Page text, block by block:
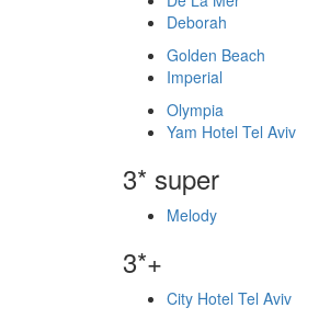
Deborah
Golden Beach
Imperial
Olympia
Yam Hotel Tel Aviv
3* super
Melody
3*+
City Hotel Tel Aviv